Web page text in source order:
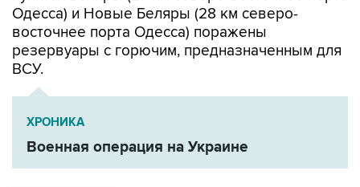
Одесса) и Новые Беляры (28 км северо-
восточнее порта Одесса) поражены
резервуары с горючим, предназначенным для
ВСУ.
ХРОНИКА
Военная операция на Украине